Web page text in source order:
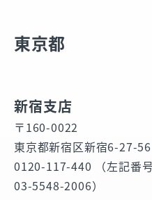
東京都
新宿支店
〒160-0022
東京都新宿区新宿6-27-56
0120-117-440 （左記番
03-5548-2006）